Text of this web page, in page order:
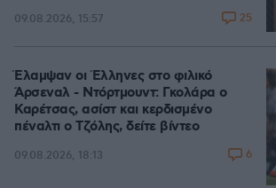
09.08.2026, 15:57 25
Έλαμψαν οι Έλληνες στο φιλικό
Άρσεναλ - Ντόρτμουντ: Γκολάρα ο
Καρέτσας, ασίστ και κερδισμένο
πέναλτι ο Τζόλης, δείτε βίντεο
09.08.2026, 18:13 6